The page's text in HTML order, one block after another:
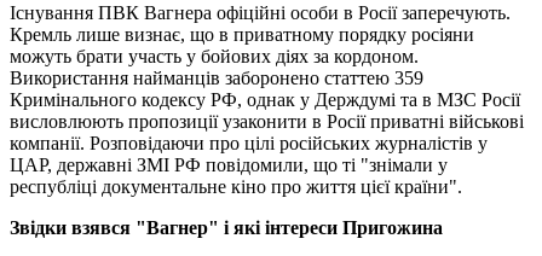
Існування ПВК Вагнера офіційні особи в Росії заперечують.
Кремль лише визнає, що в приватному порядку росіяни
можуть брати участь у бойових діях за кордоном.
Використання найманців заборонено статтею 359
Кримінального кодексу РФ, однак у Держдумі та в МЗС Росії
висловлюють пропозиції узаконити в Росії приватні військові
компанії. Розповідаючи про цілі російських журналістів у
ЦАР, державні ЗМІ РФ повідомили, що ті "знімали у
республіці документальне кіно про життя цієї країни".
Звідки взявся "Вагнер" і які інтереси Пригожина